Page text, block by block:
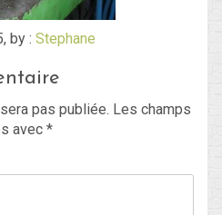
by : Stephane
pas publiée. Les champs
avec *